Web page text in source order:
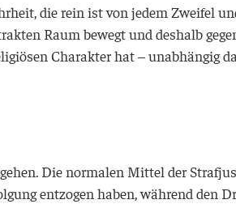
die rein ist von jedem Zweifel
Raum bewegt und deshalb
Charakter hat – unabhängig
Die normalen Mittel der
entzogen haben, während den